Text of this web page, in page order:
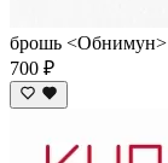
брошь <Обнимун>
700 ₽